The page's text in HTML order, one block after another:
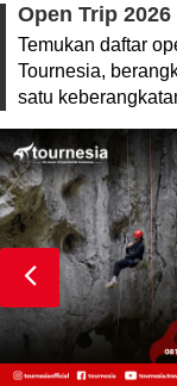
Open Trip
Temukan daftar
Tournesia,
satu